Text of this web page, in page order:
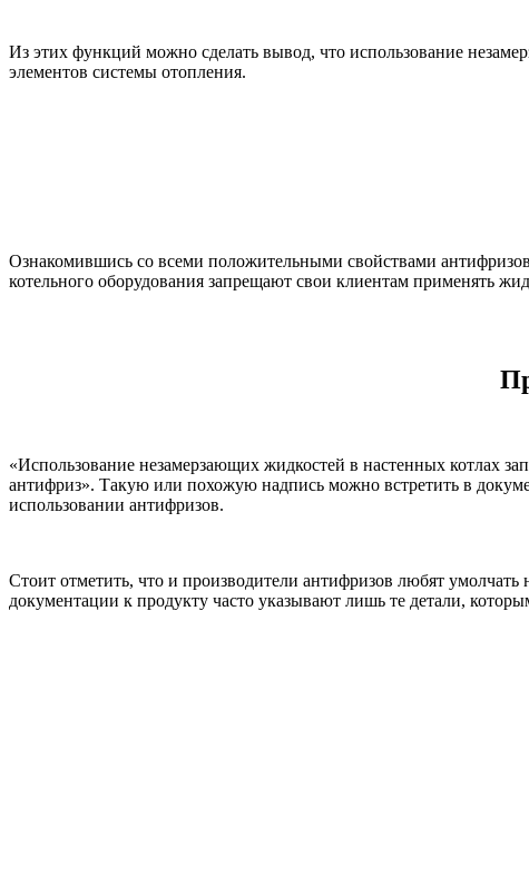
Из этих функций можно сделать вывод, что использование
элементов системы отопления.
Ознакомившись со всеми положительными свойствами
котельного оборудования запрещают свои клиентам применять
«Использование незамерзающих жидкостей в настенных котлах
антифриз». Такую или похожую надпись можно встретить в
использовании антифризов.
Стоит отметить, что и производители антифризов любят
документации к продукту часто указывают лишь те детали,